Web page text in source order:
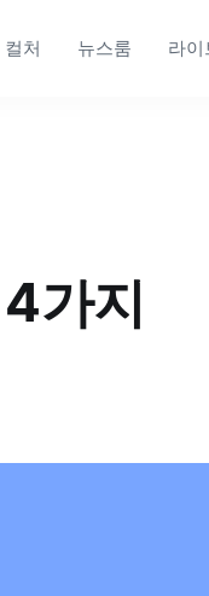
컬처 뉴스룸 라이
가지